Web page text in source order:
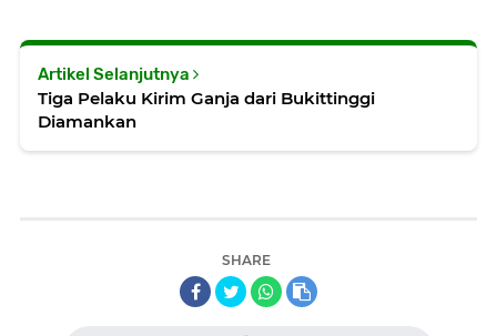
Artikel Selanjutnya
Tiga Pelaku Kirim Ganja dari Bukittinggi
Diamankan
SHARE